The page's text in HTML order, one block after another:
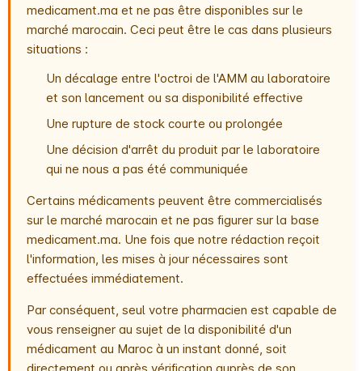
medicament.ma et ne pas être disponibles sur le
marché marocain. Ceci peut être le cas dans plusieurs
situations :
Un décalage entre l'octroi de l'AMM au laboratoire
et son lancement ou sa disponibilité effective
Une rupture de stock courte ou prolongée
Une décision d'arrêt du produit par le laboratoire
qui ne nous a pas été communiquée
Certains médicaments peuvent être commercialisés
sur le marché marocain et ne pas figurer sur la base
medicament.ma. Une fois que notre rédaction reçoit
l'information, les mises à jour nécessaires sont
effectuées immédiatement.
Par conséquent, seul votre pharmacien est capable de
vous renseigner au sujet de la disponibilité d'un
médicament au Maroc à un instant donné, soit